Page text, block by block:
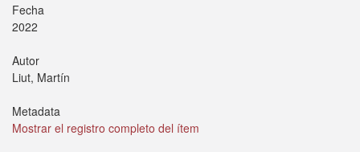
Fecha
2022
Autor
Liut, Martín
Metadata
Mostrar el registro completo del ítem